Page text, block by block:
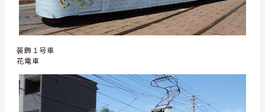
装飾１号車
花電車